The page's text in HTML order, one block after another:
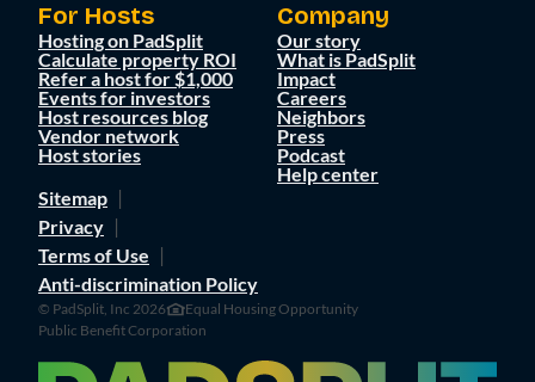
For Hosts
Hosting on PadSplit
Calculate property ROI
Refer a host for $1,000
Events for investors
Host resources blog
Vendor network
Host stories
Company
Our story
What is PadSplit
Impact
Careers
Neighbors
Press
Podcast
Help center
Sitemap
Privacy
Terms of Use
Anti-discrimination Policy
© PadSplit, Inc 2026
Equal Housing Opportunity
Public Benefit Corporation